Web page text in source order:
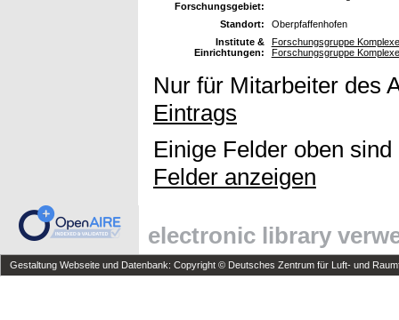
Forschungsgebiet:
Standort:
Oberpfaffenhofen
Institute &
Einrichtungen:
Forschungsgruppe
Forschungsgruppe
Nur für Mitarbeiter des
Eintrags
Einige Felder oben
Felder anzeigen
electronic library
Gestaltung Webseite und Datenbank: Copyright © Deutsches Zentrum für Luft- und